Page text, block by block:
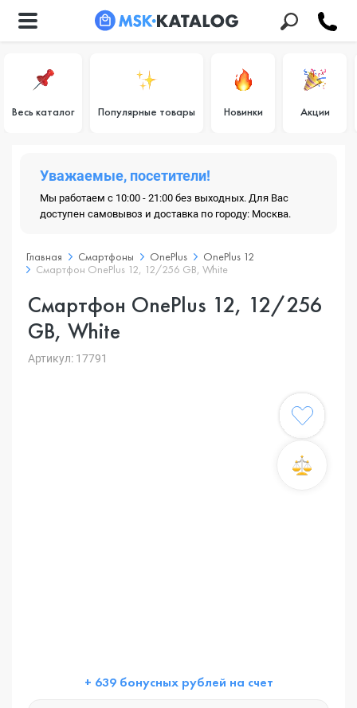
Весь каталог Популярные товары Новинки Акции
Уважаемые, посетители!
Мы работаем с 10:00 - 21:00 без выходных. Для Вас
доступен самовывоз и доставка по городу: Москва.
Главная Смартфоны OnePlus
OnePlus 12
Смартфон OnePlus 12, 12/256 GB, White
Смартфон OnePlus 12, 12/256
GB, White
Артикул: 17791
+ 639 бонусных рублей на счет